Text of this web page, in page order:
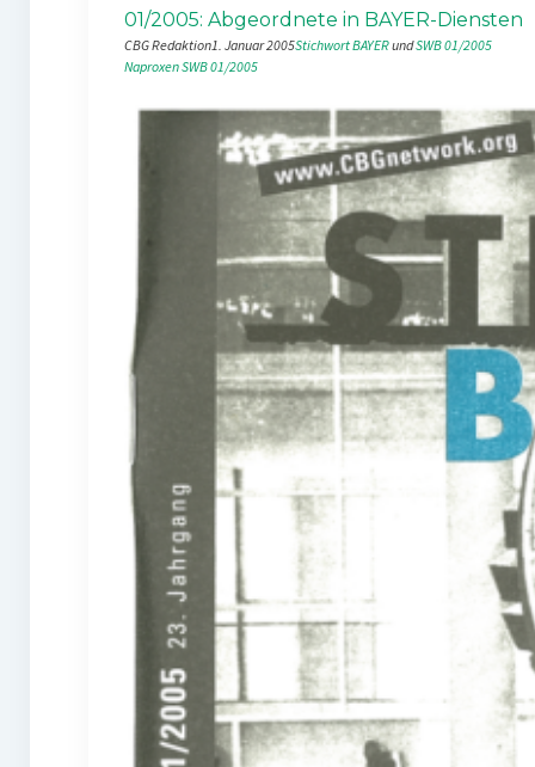
01/2005: Abgeordnete in BAYER-Diensten
CBG Redaktion1. Januar 2005Stichwort BAYER und SWB 01/2005
NaproxenSWB 01/2005